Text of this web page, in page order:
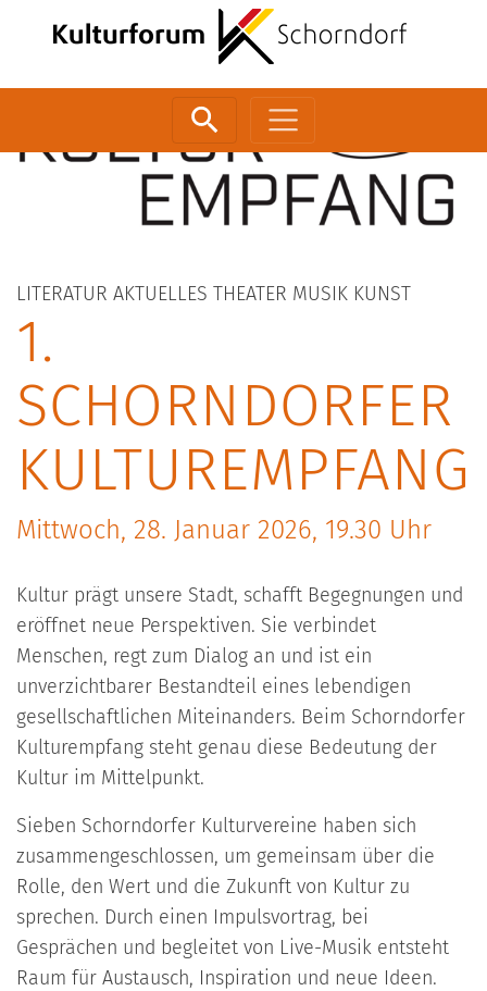
LITERATUR AKTUELLES THEATER MUSIK KUNST
1.
SCHORNDORFER
KULTUREMPFANG
Mittwoch, 28. Januar 2026, 19.30 Uhr
Kultur prägt unsere Stadt, schafft Begegnungen und
eröffnet neue Perspektiven. Sie verbindet
Menschen, regt zum Dialog an und ist ein
unverzichtbarer Bestandteil eines lebendigen
gesellschaftlichen Miteinanders. Beim Schorndorfer
Kulturempfang steht genau diese Bedeutung der
Kultur im Mittelpunkt.
Sieben Schorndorfer Kulturvereine haben sich
zusammengeschlossen, um gemeinsam über die
Rolle, den Wert und die Zukunft von Kultur zu
sprechen. Durch einen Impulsvortrag, bei
Gesprächen und begleitet von Live-Musik entsteht
Raum für Austausch, Inspiration und neue Ideen.